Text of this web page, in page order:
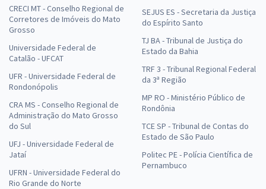
CRECI MT - Conselho Regional de
Corretores de Imóveis do Mato
Grosso
Universidade Federal de
Catalão - UFCAT
UFR - Universidade Federal de
Rondonópolis
CRA MS - Conselho Regional de
Administração do Mato Grosso
do Sul
UFJ - Universidade Federal de
Jataí
UFRN - Universidade Federal do
Rio Grande do Norte
SEJUS ES - Secretaria da Justiça
do Espírito Santo
TJ BA - Tribunal de Justiça do
Estado da Bahia
TRF 3 - Tribunal Regional Federal
da 3ª Região
MP RO - Ministério Público de
Rondônia
TCE SP - Tribunal de Contas do
Estado de São Paulo
Politec PE - Polícia Científica de
Pernambuco